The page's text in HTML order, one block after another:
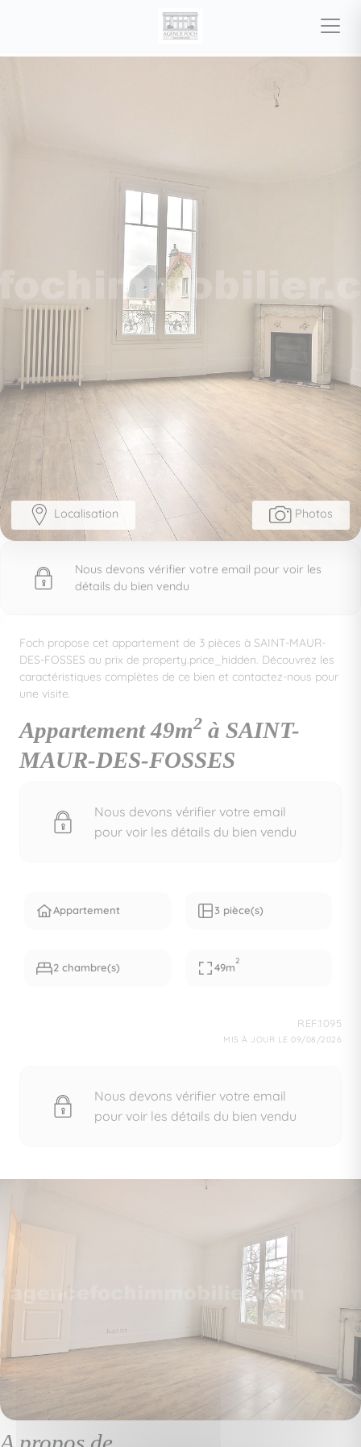
Photos
Localisation
Nous devons vérifier votre email pour voir les
détails du bien vendu
Foch propose cet appartement de 3 pièces à SAINT-MAUR-
DES-FOSSES au prix de property.price_hidden. Découvrez les
caractéristiques complètes de ce bien et contactez-nous pour
une visite.
Appartement 49m2 à SAINT-
MAUR-DES-FOSSES
Nous devons vérifier votre email
pour voir les détails du bien vendu
Appartement 3 pièce(s)
2 chambre(s) 49m
2
REF.1095
MIS À JOUR LE 09/08/2026
Nous devons vérifier votre email
pour voir les détails du bien vendu